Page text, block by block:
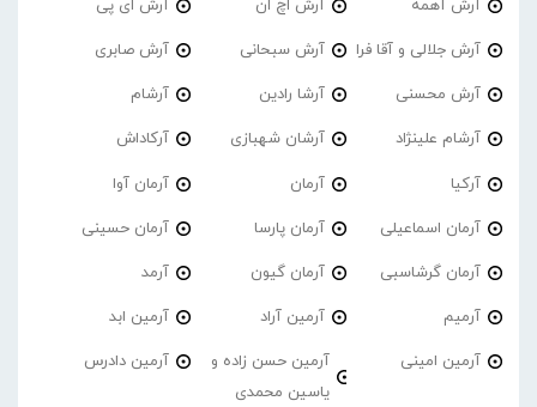
آرش آهمه آرش اچ ان آرش ای پی
آرش جلالی و آقا فرا آرش سبحانی آرش صابری
آرش محسنی آرشا رادین آرشام
آرشام علینژاد آرشان شهبازی آرکاداش
آرکیا آرمان آرمان آوا
آرمان اسماعیلی آرمان پارسا آرمان حسینی
آرمان گرشاسبی آرمان گیون آرمد
آرمیم آرمین آراد آرمین ابد
آرمین امینی
آرمین حسن زاده و
یاسین محمدی
آرمین دادرس